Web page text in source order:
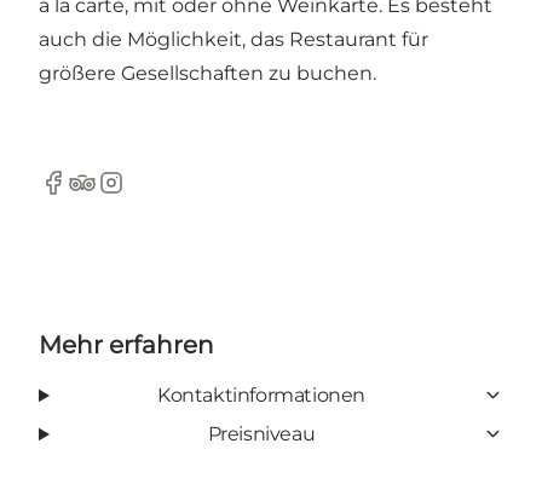
a la carte, mit oder ohne Weinkarte. Es besteht
auch die Möglichkeit, das Restaurant für
größere Gesellschaften zu buchen.
Facebook
Tripadvisor
Instagram
Mehr erfahren
Kontaktinformationen
Preisniveau